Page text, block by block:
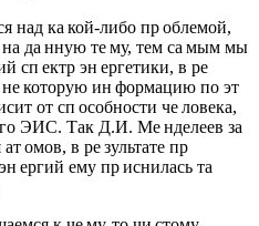
над ка кой-либо пр облемой,
да нную те му, тем са мым мы
сп ектр эн ергетики, в ре
которую ин формацию по эт
от сп особности че ловека,
ЭИС. Так Д.И. Ме нделеев за
омов, в ре зультате пр
ергий ему пр иснилась та